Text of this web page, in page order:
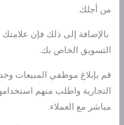
من أجلك.
بالإضافة إلى ذلك فإن
التسويق الخاص بك.
قم بإبلاغ موظفي المبيعات
التجارية واطلب منهم
مباشر مع العملاء.